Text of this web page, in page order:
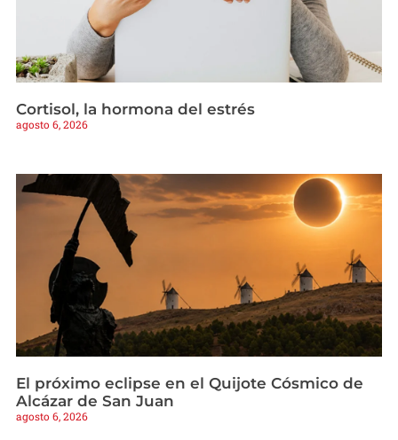
Cortisol, la hormona del estrés
agosto 6, 2026
El próximo eclipse en el Quijote Cósmico de
Alcázar de San Juan
agosto 6, 2026